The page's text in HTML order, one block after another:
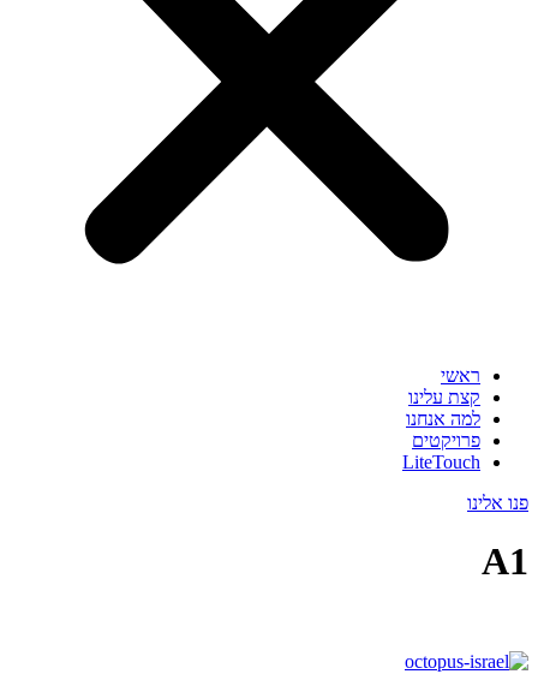
ראשי
קצת עלינו
למה אנחנו
פרויקטים
LiteTouch
פנו אלינו
A1